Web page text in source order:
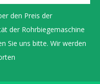
den Preis der
der Rohrbiegemaschine
Sie uns bitte. Wir werden